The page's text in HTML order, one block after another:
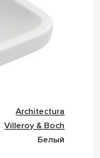
Architectura
Villeroy & Boch
Белый